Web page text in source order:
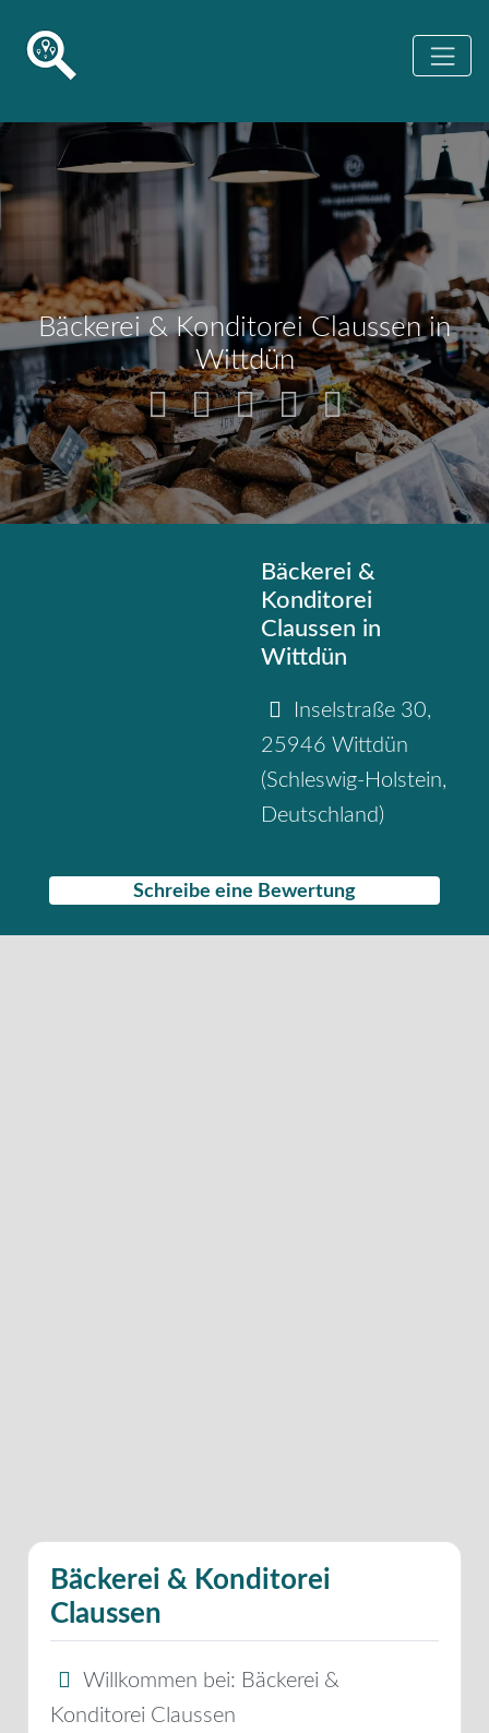
Bäckerei & Konditorei Claussen in
Wittdün
Bäckerei &
Konditorei
Claussen in
Wittdün
Inselstraße 30,
25946 Wittdün
(Schleswig-Holstein,
Deutschland)
Schreibe eine Bewertung
Bäckerei & Konditorei
Claussen
Willkommen bei: Bäckerei &
Konditorei Claussen